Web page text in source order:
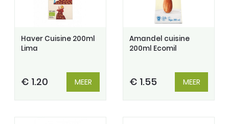
Haver Cuisine 200ml
Lima
€ 1.20 MEER
Amandel cuisine
200ml Ecomil
€ 1.55 MEER